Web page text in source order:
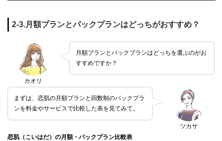
2-3.月額プランとパックプランはどっちがおすすめ？
カオリ
月額プランとパックプランはどっちを選ぶのがお
すすめですか？
ツカサ
まずは、恋肌の月額プランと回数制のパックプラ
ンを料金やサービスで比較した表を見てみて。
恋肌（こいはだ）の月額・パックプラン比較表